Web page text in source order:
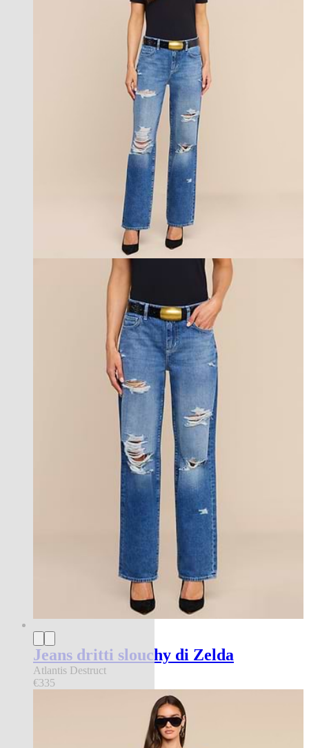
Jeans dritti slouchy di Zelda
Atlantis Destruct
€335